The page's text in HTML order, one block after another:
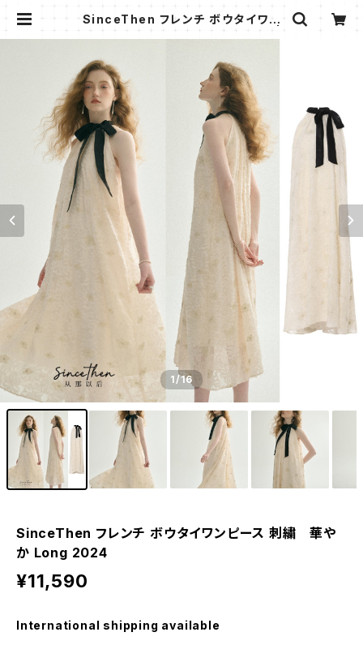
SinceThen フレンチ ボウタイワン
1/16
SinceThen フレンチ ボウタイワンピース 刺繍 華や
か Long 2024
¥11,590
International shipping available